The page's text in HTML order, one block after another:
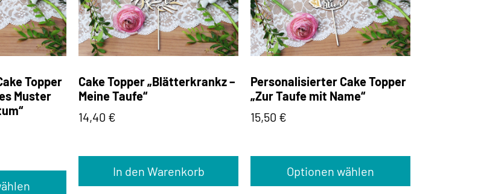
Topper
Muster
Cake Topper „Blätterkrankz –
Meine Taufe“
14,40 €
In den Warenkorb
Personalisierter Cake Topper
„Zur Taufe mit Name“
15,50 €
Optionen wählen